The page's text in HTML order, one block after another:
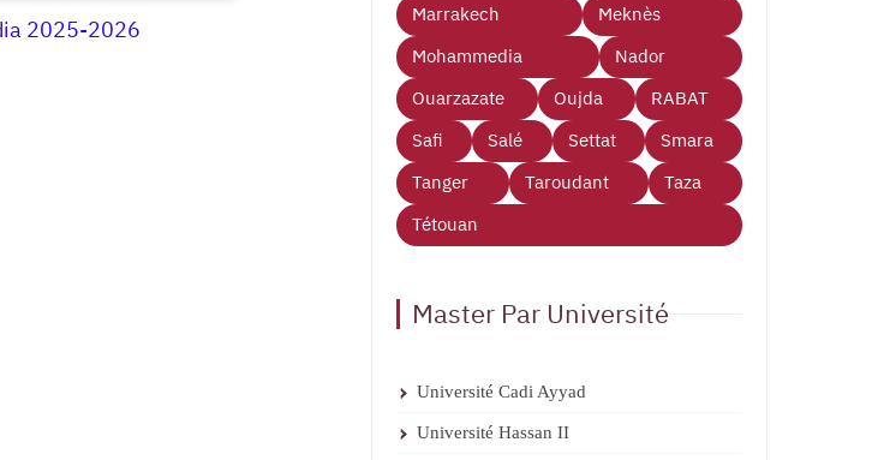
2025-2026
Marrakech
Meknès
Mohammedia
Nador
Ouarzazate
Oujda
RABAT
Safi
Salé Settat
Smara
Tanger
Taroudant
Taza
Tétouan
Master Par Université
Université Cadi Ayyad
Université Hassan II